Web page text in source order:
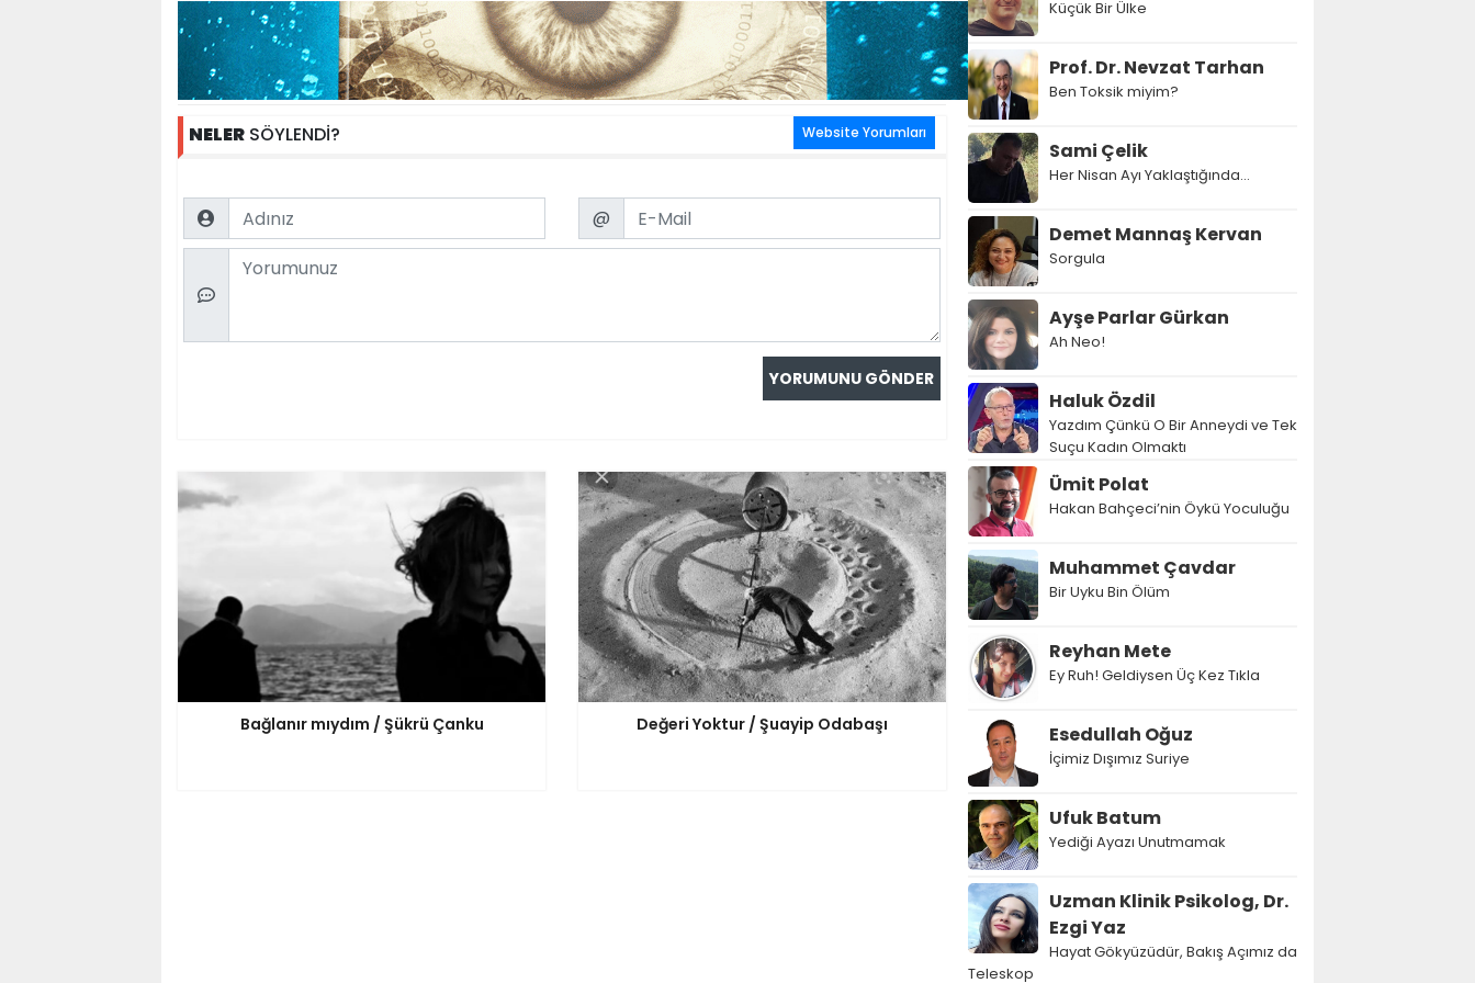
NELER SÖYLENDİ? Website Yorumları
Name Email
@
Comment
Bağlanır mıydım / Şükrü Çanku Değeri Yoktur / Şuayip Odabaşı
Küçük Bir Ülke
Prof. Dr. Nevzat Tarhan
Ben Toksik miyim?
Sami Çelik
Her Nisan Ayı Yaklaştığında...
Demet Mannaş Kervan
Sorgula
Ayşe Parlar Gürkan
Ah Neo!
Haluk Özdil
Yazdım Çünkü O Bir Anneydi ve Tek
Suçu Kadın Olmaktı
Ümit Polat
Hakan Bahçeci’nin Öykü Yoculuğu
Muhammet Çavdar
Bir Uyku Bin Ölüm
Reyhan Mete
Ey Ruh! Geldiysen Üç Kez Tıkla
Esedullah Oğuz
İçimiz Dışımız Suriye
Ufuk Batum
Yediği Ayazı Unutmamak
Uzman Klinik Psikolog, Dr.
Ezgi Yaz
Hayat Gökyüzüdür, Bakış Açımız da
Teleskop